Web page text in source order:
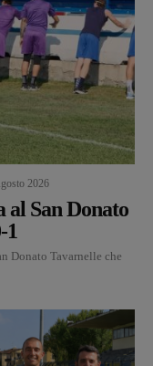
2026
al San Donato
1
Donato Tavarnelle che